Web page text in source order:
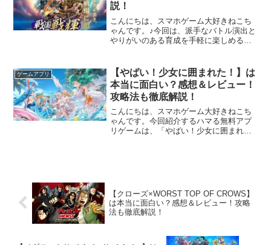
説！
こんにちは、スマホゲーム大好きねこち
ゃんです。♪今回は、派手なバトル演出と
やりがいのある育成を手軽に楽しめるオ
の？」「どんなゲームなの？」と気にな
っている方はもちろん、...
ゲームアプリ
【やばい！少女に囲まれた！】は
本当に面白い？感想＆レビュー！
攻略法も徹底解説！
こんにちは、スマホゲーム大好きねこち
ゃんです。今回紹介するハマる無料アプ
リゲームは、「やばい！少女に囲まれ
【クローズ×WORST TOP OF CROWS】
は本当に面白い？感想＆レビュー！攻略
法も徹底解説！